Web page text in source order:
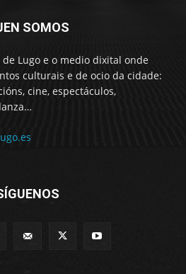
SOMOS
Lugo e o medio dixital onde
culturais e de ocio da cidade:
cine, espectáculos,